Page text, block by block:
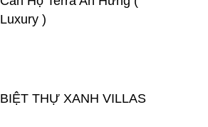
Luxury )
BIỆT THỰ XANH VILLAS